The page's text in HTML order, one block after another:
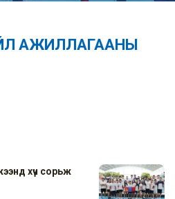
АЖИЛЛАГААНЫ
хүч сорьж